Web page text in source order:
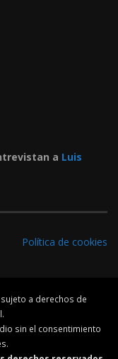
a Luis
Política de cookies
a derechos de
sin el consentimiento